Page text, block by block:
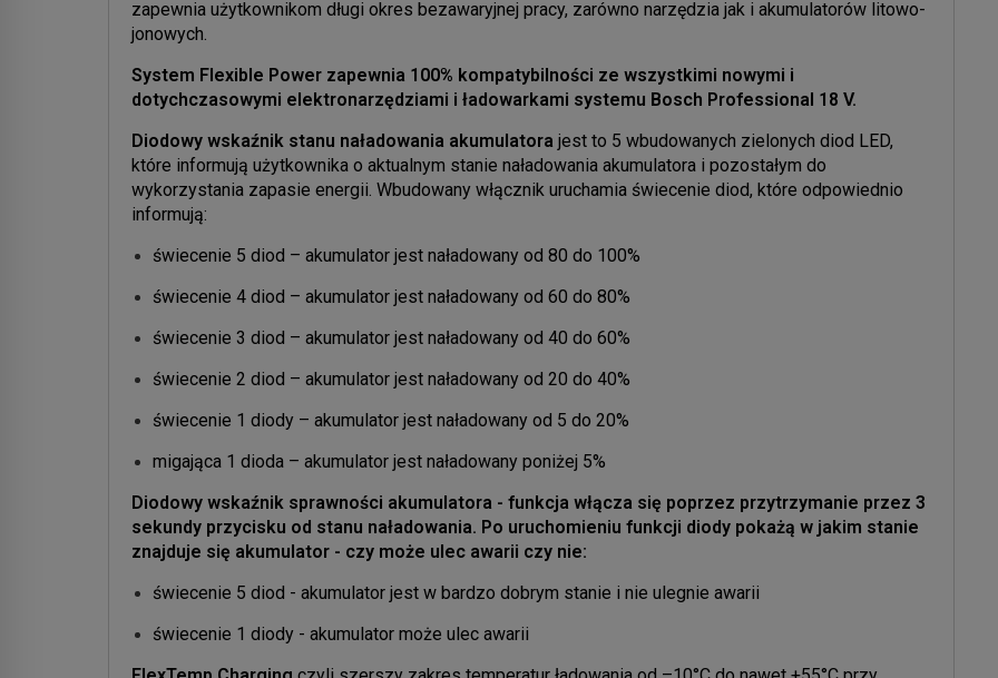
zapewnia użytkownikom długi okres bezawaryjnej pracy, zarówno narzędzia jak i akumulatorów litowo-
jonowych.
System Flexible Power zapewnia 100% kompatybilności ze wszystkimi nowymi i
dotychczasowymi elektronarzędziami i ładowarkami systemu Bosch Professional 18 V.
Diodowy wskaźnik stanu naładowania akumulatora jest to 5 wbudowanych zielonych diod LED,
które informują użytkownika o aktualnym stanie naładowania akumulatora i pozostałym do
wykorzystania zapasie energii. Wbudowany włącznik uruchamia świecenie diod, które odpowiednio
informują:
świecenie 5 diod – akumulator jest naładowany od 80 do 100%
świecenie 4 diod – akumulator jest naładowany od 60 do 80%
świecenie 3 diod – akumulator jest naładowany od 40 do 60%
świecenie 2 diod – akumulator jest naładowany od 20 do 40%
świecenie 1 diody – akumulator jest naładowany od 5 do 20%
migająca 1 dioda – akumulator jest naładowany poniżej 5%
Diodowy wskaźnik sprawności akumulatora - funkcja włącza się poprzez przytrzymanie przez 3
sekundy przycisku od stanu naładowania. Po uruchomieniu funkcji diody pokażą w jakim stanie
znajduje się akumulator - czy może ulec awarii czy nie:
świecenie 5 diod - akumulator jest w bardzo dobrym stanie i nie ulegnie awarii
świecenie 1 diody - akumulator może ulec awarii